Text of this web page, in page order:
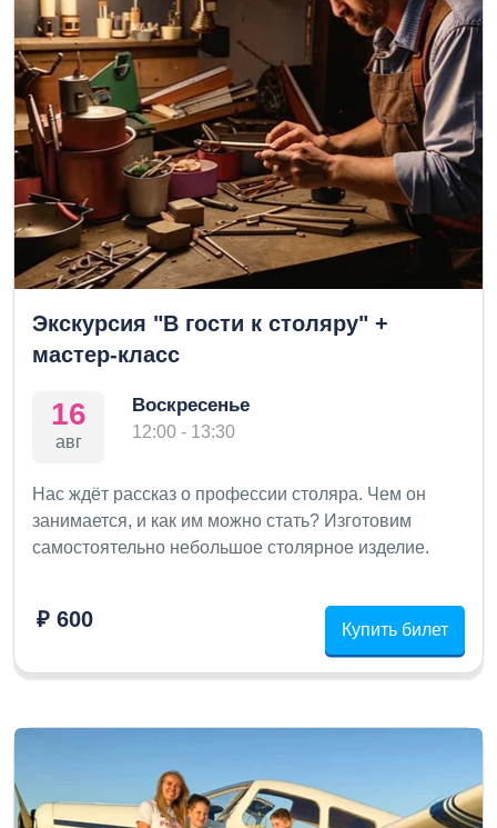
Экскурсия "В гости к столяру" +
мастер-класс
16
авг
Воскресенье
12:00 - 13:30
Нас ждёт рассказ о профессии столяра. Чем он
занимается, и как им можно стать? Изготовим
самостоятельно небольшое столярное изделие.
₽ 600 Купить билет